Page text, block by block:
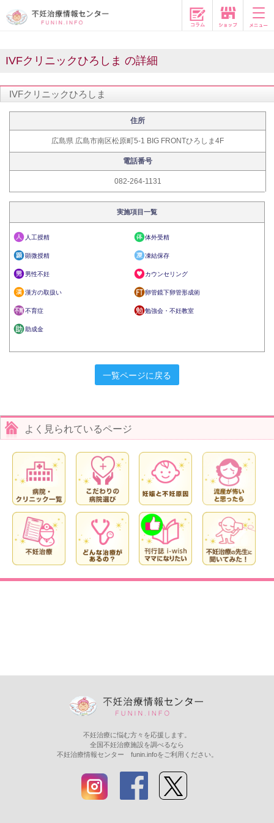
コラム
IVFクリニックひろしま の詳細
IVFクリニックひろしま
住所
広島県 広島市南区松原町5-1 BIG FRONTひろしま4F
電話番号
082-264-1131
実施項目一覧
人工授精 体外受精
顕微授精 凍結保存
男性不妊 カウンセリング
漢方の取扱い 卵管鏡下卵管形成術
不育症 勉強会・不妊教室
助成金
一覧ページに戻る
よく見られているページ
不妊治療に悩む方々を応援します。
全国不妊治療施設を調べるなら
不妊治療情報センター funin.infoをご利用ください。